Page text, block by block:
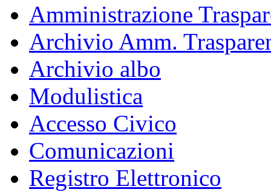
Amministrazione
Archivio Amm.
Archivio albo
Modulistica
Accesso Civico
Comunicazioni
Registro Elettronico